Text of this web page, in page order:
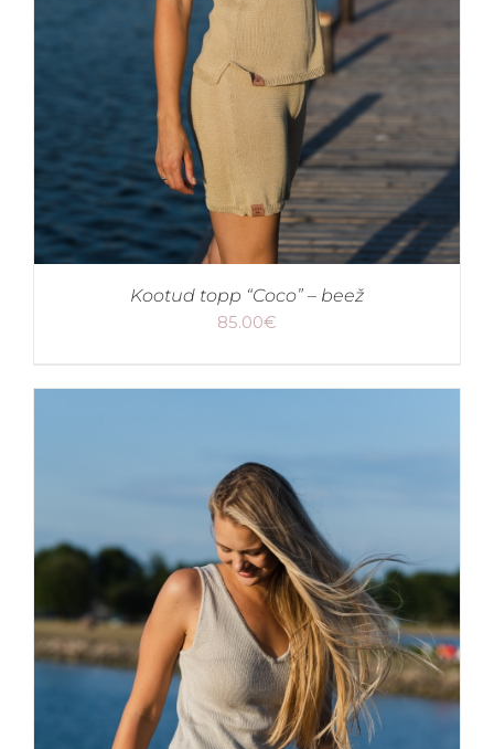
Kootud topp “Coco” – beež
85.00€